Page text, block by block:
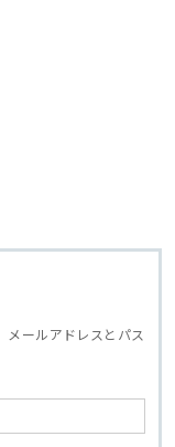
メールアドレスとパス